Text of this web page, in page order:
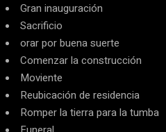
Gran inauguración
Sacrificio
orar por buena suerte
Comenzar la construcción
Moviente
Reubicación de residencia
Romper la tierra para la tumba